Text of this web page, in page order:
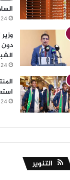
24 نوفمبر، 2025
دون
24 نوفمبر، 2025
24 نوفمبر، 2025
التنوير